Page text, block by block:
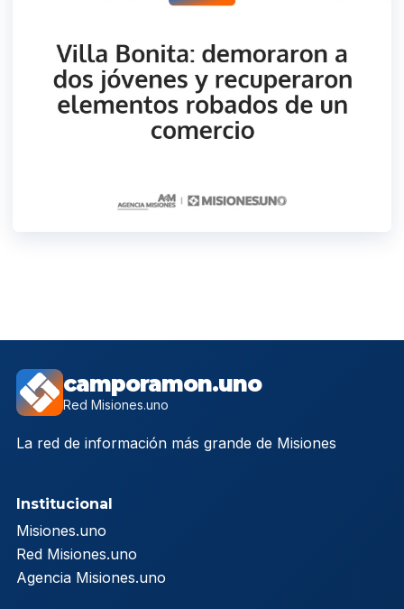
camporamon.uno
Red Misiones.uno
La red de información más grande de Misiones
Institucional
Misiones.uno
Red Misiones.uno
Agencia Misiones.uno